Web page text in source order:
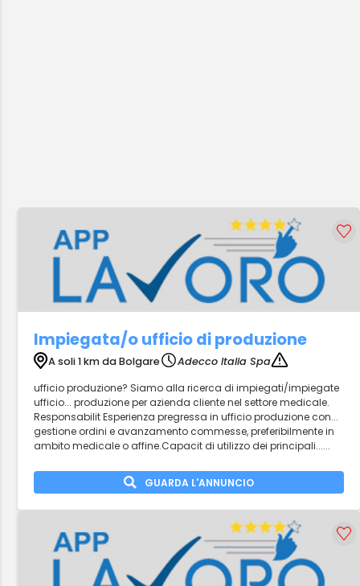
Impiegata/o ufficio di produzione
A soli 1 km da Bolgare
Adecco Italia Spa
ufficio produzione? Siamo alla ricerca di impiegati/impiegate
ufficio... produzione per azienda cliente nel settore medicale.
Responsabilit Esperienza pregressa in ufficio produzione con...
gestione ordini e avanzamento commesse, preferibilmente in
ambito medicale o affine.Capacit di utilizzo dei principali......
GUARDA L'ANNUNCIO